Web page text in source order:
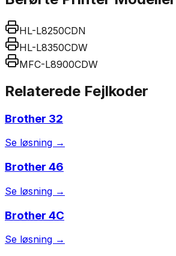
HL-L8250CDN
HL-L8350CDW
MFC-L8900CDW
Relaterede Fejlkoder
Brother 32
Se løsning →
Brother 46
Se løsning →
Brother 4C
Se løsning →